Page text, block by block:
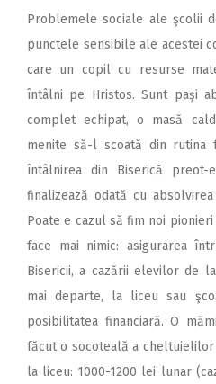
Problemele sociale ale şcolii
punctele sensibile ale acestei
care un copil cu resurse
întâlni pe Hristos. Sunt paşi
complet echipat, o masă
menite să-l scoată din rutina
întâlnirea din Biserică preot-
finalizează odată cu
Poate e cazul să fim noi
face mai nimic: asigurarea
Bisericii, a cazării elevilor de
mai departe, la liceu sau
posibilitatea financiară. O
făcut o socoteală a
la liceu: 1000-1200 lei lunar